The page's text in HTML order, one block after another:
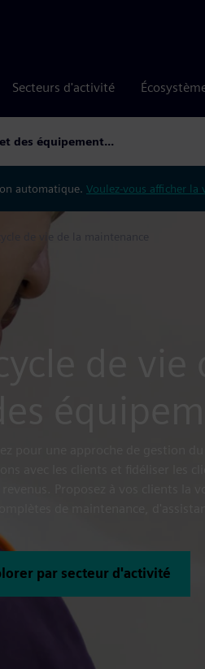
Secteurs d'activité
des équipement...
automatique. Voulez-vous afficher la
de vie de la maintenance
de vie
pour une approche de gestion du
avec les clients et fidéliser les
Proposez à vos clients la
de maintenance,
par secteur d'activité